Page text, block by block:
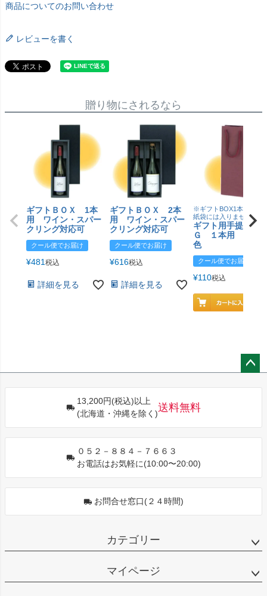
商品についてのお問い合わせ
レビューを書く
贈り物にされるなら
ギフトＢＯＸ 1本
用 ワイン・スパー
クリング対応可
クール便でお届け
¥481 税込
詳細を見る
ギフトＢＯＸ 2本
用 ワイン・スパー
クリング対応可
クール便でお届け
¥616税込
詳細を見る
※ギフトBOX1本用はこ
紙袋には入りません
ギフト用手提げＢ
Ｇ １本用 エン
色
クール便でお届け
¥110税込
13,200円(税込)以上
(北海道・沖縄を除く)
送料無料
０５２－８８４－７６６３
お電話はお気軽に(10:00〜20:00)
お問合せ窓口(２４時間)
カテゴリー
マイページ